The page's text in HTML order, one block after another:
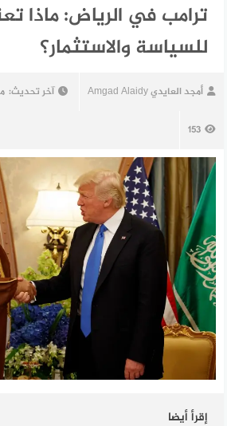
ترامب في الرياض: ماذا
للسياسة والاستثمار؟
أمجد العايدي Amgad Alaidy آخر تحديث:
153
إقرأ أيضا